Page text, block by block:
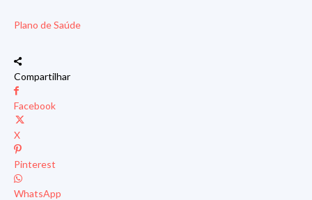
Plano de Saúde
Compartilhar
Facebook
X
Pinterest
WhatsApp